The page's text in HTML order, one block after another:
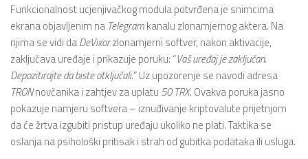
Funkcionalnost ucjenjivačkog modula potvrđena je snimcima
ekrana objavljenim na Telegramkanalu zlonamjernog aktera. Na
njima se vidi daDeVixorzlonamjerni softver, nakon aktivacije,
zaključava uređaje i prikazuje poruku: “Vaš uređaj je zaključan.
Depozitirajte da biste otključali.” Uz upozorenje se navodi adresa
TRONnovčanika i zahtjev za uplatu 50 TRX. Ovakva poruka jasno
pokazuje namjeru softvera – iznuđivanje kriptovalute prijetnjom
da će žrtva izgubiti pristup uređaju ukoliko ne plati. Taktika se
oslanja na psihološki pritisak i strah od gubitka podataka ili usluga.